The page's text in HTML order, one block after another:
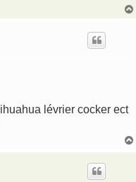
lévrier cocker ect